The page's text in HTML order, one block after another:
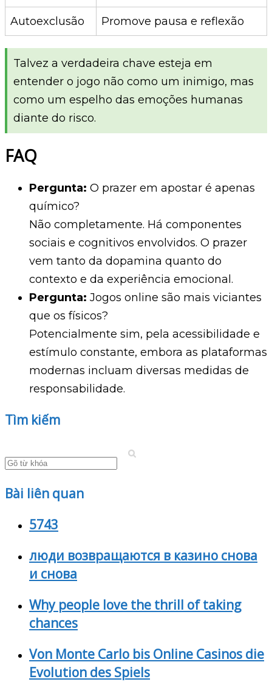
Autoexclusão Promove pausa e reflexão
Talvez a verdadeira chave esteja em
entender o jogo não como um inimigo, mas
como um espelho das emoções humanas
diante do risco.
FAQ
Pergunta: O prazer em apostar é apenas
químico?
Não completamente. Há componentes
sociais e cognitivos envolvidos. O prazer
vem tanto da dopamina quanto do
contexto e da experiência emocional.
Pergunta: Jogos online são mais viciantes
que os físicos?
Potencialmente sim, pela acessibilidade e
estímulo constante, embora as plataformas
modernas incluam diversas medidas de
responsabilidade.
Tìm kiếm
Bài liên quan
5743
люди возвращаются в казино снова
и снова
Why people love the thrill of taking
chances
Von Monte Carlo bis Online Casinos die
Evolution des Spiels